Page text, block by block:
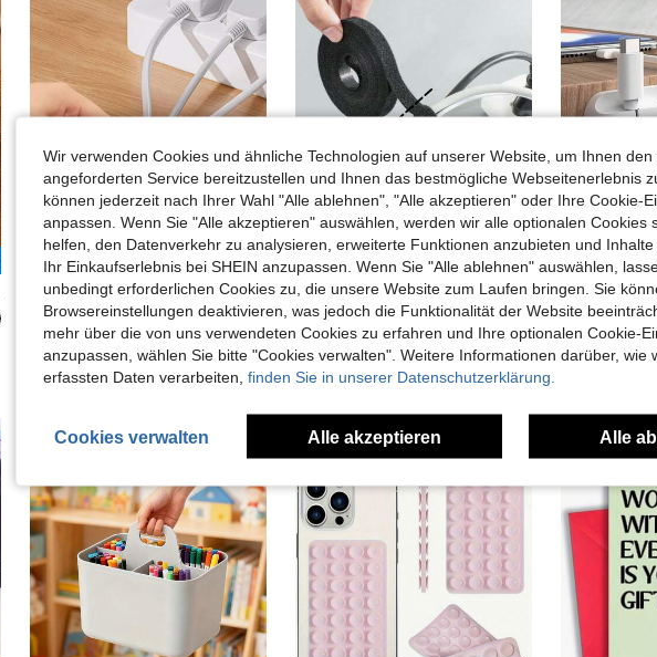
10 Stücke Kabel Aufbewahrungsbox, einfacher multifunktionaler Büro Schreibtisch Kabel Organizer Klemme, geeignet für wiederverwendbare Kabel Befestigung von Elektrikern, Magische Kabel Binder, Computer Kabel Binder, Schreibtisch Kabel Managementsystem
3,98€
1 Rolle Klettverschluss-Kabelbinder zur Rebenformung/Kabelverwaltung, in mehreren Größen erhältlich, stark und langanhaltend, universell für Büro, Zuhause/Garten, wiederverwendbar, ordentlich und als Kartenhalter
3,58€ 3,78€
Wir verwenden Cookies und ähnliche Technologien auf unserer Website, um Ihnen den
angeforderten Service bereitzustellen und Ihnen das bestmögliche Webseitenerlebnis
können jederzeit nach Ihrer Wahl "Alle ablehnen", "Alle akzeptieren" oder Ihre Cookie-
anpassen. Wenn Sie "Alle akzeptieren" auswählen, werden wir alle optionalen Cookies
helfen, den Datenverkehr zu analysieren, erweiterte Funktionen anzubieten und
Ihr Einkaufserlebnis bei SHEIN anzupassen. Wenn Sie "Alle ablehnen" auswählen,
unbedingt erforderlichen Cookies zu, die unsere Website zum Laufen bringen. Sie
Browsereinstellungen deaktivieren, was jedoch die Funktionalität der Website
mehr über die von uns verwendeten Cookies zu erfahren und Ihre optionalen Cookie-
anzupassen, wählen Sie bitte "Cookies verwalten". Weitere Informationen darüber, wie
erfassten Daten verarbeiten, finden Sie in unserer Datenschutzerklärung.
Cookies verwalten Alle akzeptieren Alle